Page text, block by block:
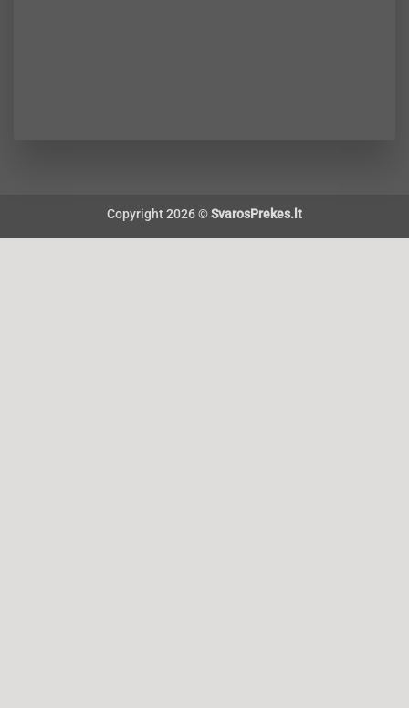
Copyright 2026 ©SvarosPrekes.lt